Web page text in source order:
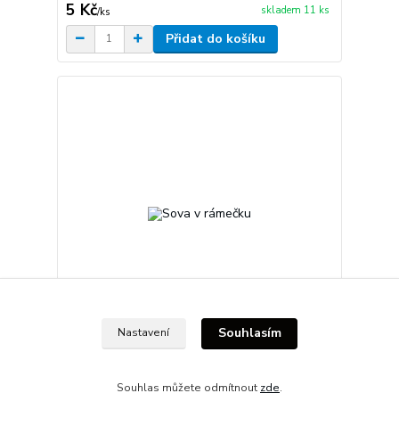
5 Kč/ks skladem 11 ks
Přidat do košíku
skladem 7 ks
Nastavení Souhlasím
Souhlas můžete odmítnout zde.